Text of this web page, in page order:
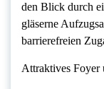
den Blick durch
gläserne
barrierefreien
Attraktives Foyer